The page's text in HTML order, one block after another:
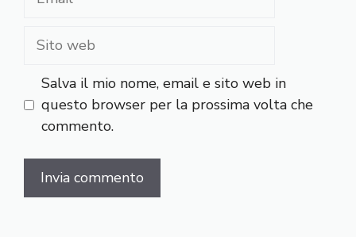
Sito
Salva il mio nome, email e sito web in
questo browser per la prossima volta che
commento.